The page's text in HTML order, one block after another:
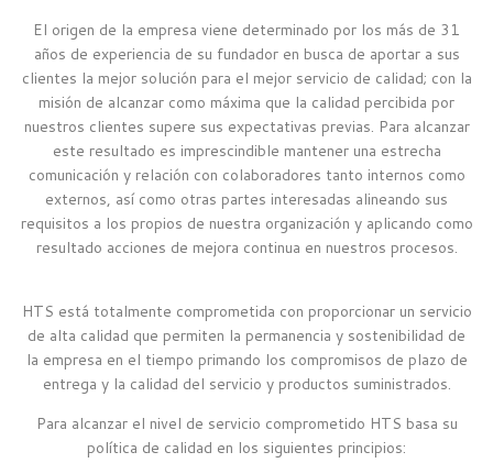
El origen de la empresa viene determinado por los más de 31
años de experiencia de su fundador en busca de aportar a sus
clientes la mejor solución para el mejor servicio de calidad; con la
misión de alcanzar como máxima que la calidad percibida por
nuestros clientes supere sus expectativas previas. Para alcanzar
este resultado es imprescindible mantener una estrecha
comunicación y relación con colaboradores tanto internos como
externos, así como otras partes interesadas alineando sus
requisitos a los propios de nuestra organización y aplicando como
resultado acciones de mejora continua en nuestros procesos.
HTS está totalmente comprometida con proporcionar un servicio
de alta calidad que permiten la permanencia y sostenibilidad de
la empresa en el tiempo primando los compromisos de plazo de
entrega y la calidad del servicio y productos suministrados.
Para alcanzar el nivel de servicio comprometido HTS basa su
política de calidad en los siguientes principios: